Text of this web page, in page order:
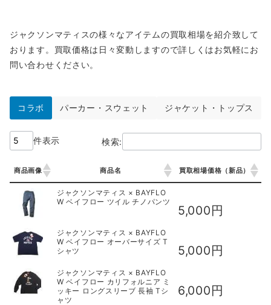
ジャクソンマティスの様々なアイテムの買取相場を紹介致して
おります。買取価格は日々変動しますので詳しくはお気軽にお
問い合わせください。
コラボ パーカー・スウェット ジャケット・トップス
件表示 検索:
商品画像 商品名 買取相場価格（新品）
商品画像 商品名
ジャクソンマティス × BAYFLO
W ベイフロー ツイル チノパンツ
5,000円
ジャクソンマティス × BAYFLO
W ベイフロー オーバーサイズ T
シャツ
5,000円
ジャクソンマティス × BAYFLO
W ベイフロー カリフォルニア ミ
ッキー ロングスリーブ 長袖 Tシ
ャツ
6,000円